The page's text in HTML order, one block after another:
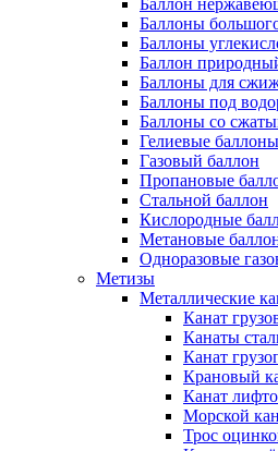
Баллон
Баллоны
Баллоны
Баллон
Баллоны для
Баллоны под
Баллоны со
Гелиевые баллоны
Газовый баллон
Пропановые
Стальной баллон
Кислородные
Метановые
Одноразовые
Метизы
Металлические
Канат
Канаты
Канат
Крановый
Канат
Морской
Трос